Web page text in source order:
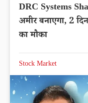
DRC Systems
अमीर बनाएगा, 2
का मौका
Stock Market